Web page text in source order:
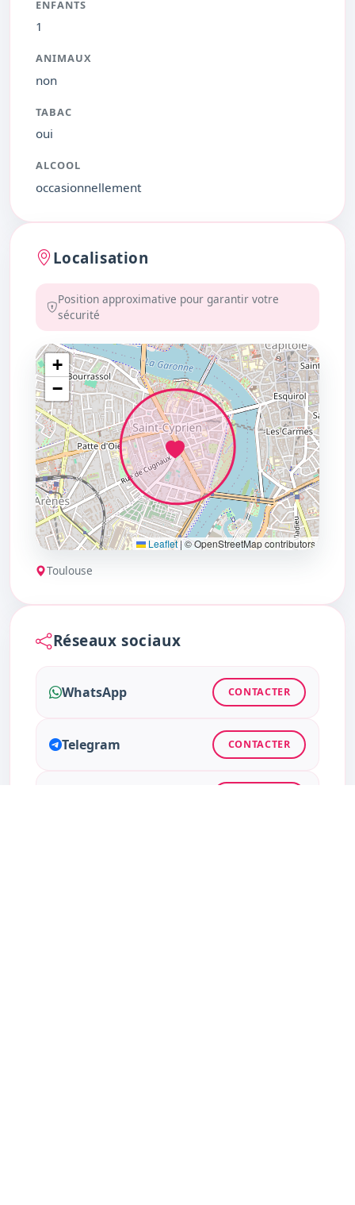
ENFANTS
1
ANIMAUX
non
TABAC
oui
ALCOOL
occasionnellement
Localisation
Position approximative pour garantir votre
sécurité
+
−
Leaflet|© OpenStreetMap contributors
Toulouse
Réseaux sociaux
WhatsApp CONTACTER
Telegram CONTACTER